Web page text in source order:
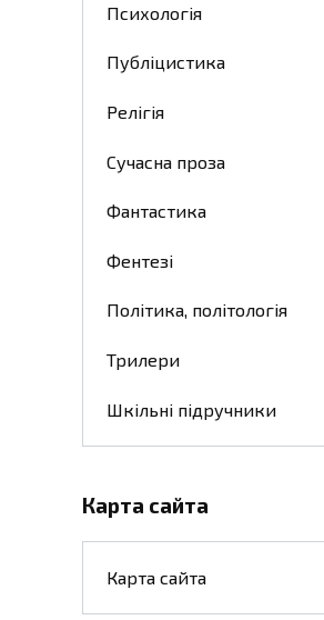
Психологія
Публіцистика
Релігія
Сучасна проза
Фантастика
Фентезі
Політика, політологія
Трилери
Шкільні підручники
Карта сайта
Карта сайта